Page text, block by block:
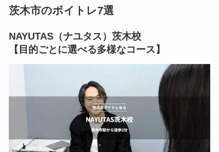
茨木市のボイトレ7選
NAYUTAS（ナユタス）茨木校
【目的ごとに選べる多様なコース】